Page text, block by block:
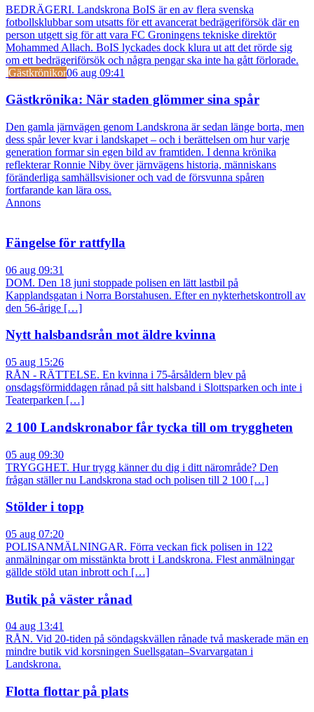
BEDRÄGERI. Landskrona BoIS är en av flera svenska
fotbollsklubbar som utsatts för ett avancerat bedrägeriförsök där en
person utgett sig för att vara FC Groningens tekniske direktör
Mohammed Allach. BoIS lyckades dock klura ut att det rörde sig
om ett bedrägeriförsök och några pengar ska inte ha gått förlorade.
Gästkrönikor06 aug 09:41
Gästkrönika: När staden glömmer sina spår
Den gamla järnvägen genom Landskrona är sedan länge borta, men
dess spår lever kvar i landskapet – och i berättelsen om hur varje
generation formar sin egen bild av framtiden. I denna krönika
reflekterar Ronnie Niby över järnvägens historia, människans
föränderliga samhällsvisioner och vad de försvunna spåren
fortfarande kan lära oss.
Annons
Fängelse för rattfylla
06 aug 09:31
DOM. Den 18 juni stoppade polisen en lätt lastbil på
Kapplandsgatan i Norra Borstahusen. Efter en nykterhetskontroll av
den 56-årige […]
Nytt halsbandsrån mot äldre kvinna
05 aug 15:26
RÅN - RÄTTELSE. En kvinna i 75-årsåldern blev på
onsdagsförmiddagen rånad på sitt halsband i Slottsparken och inte i
Teaterparken […]
2 100 Landskronabor får tycka till om tryggheten
05 aug 09:30
TRYGGHET. Hur trygg känner du dig i ditt närområde? Den
frågan ställer nu Landskrona stad och polisen till 2 100 […]
Stölder i topp
05 aug 07:20
POLISANMÄLNINGAR. Förra veckan fick polisen in 122
anmälningar om misstänkta brott i Landskrona. Flest anmälningar
gällde stöld utan inbrott och […]
Butik på väster rånad
04 aug 13:41
RÅN. Vid 20-tiden på söndagskvällen rånade två maskerade män en
mindre butik vid korsningen Suellsgatan–Svarvargatan i
Landskrona.
Flotta flottar på plats